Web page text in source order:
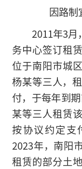
因路制
2011年3月
务中心签订租
位于南阳市城
杨某等三人，
付，于每年到
某等三人租赁
按协议约定支
2023年，南阳
租赁的部分土